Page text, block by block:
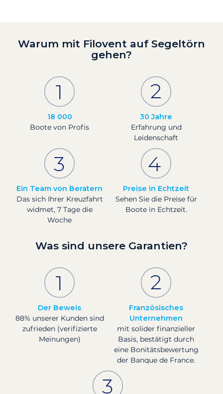
Warum mit Filovent auf Segeltörn
gehen?
18 000
Boote von Profis
30 Jahre
Erfahrung und
Leidenschaft
Ein Team von Beratern
Das sich Ihrer Kreuzfahrt
widmet, 7 Tage die
Woche
Preise in Echtzeit
Sehen Sie die Preise für
Boote in Echtzeit.
Was sind unsere Garantien?
Der Beweis
88% unserer Kunden sind
zufrieden (verifizierte
Meinungen)
Französisches
Unternehmen
mit solider finanzieller
Basis, bestätigt durch
eine Bonitätsbewertung
der Banque de France.